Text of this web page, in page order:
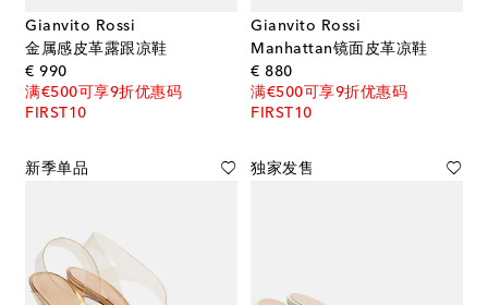
Gianvito Rossi
金属感皮革露跟凉鞋
€ 990original price
满€500可享9折优惠码
FIRST10
Gianvito Rossi
Manhattan镜面皮革凉鞋
€ 880original price
满€500可享9折优惠码
FIRST10
新季单品 独家发售